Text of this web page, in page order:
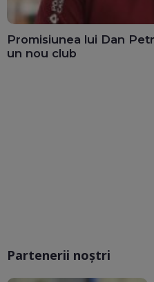
Promisiunea lui Dan
un nou club
Partenerii noștri